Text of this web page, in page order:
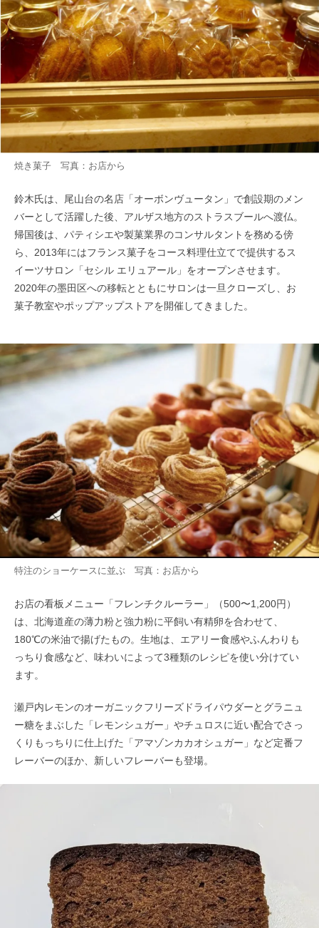
焼き菓子 写真：お店から
鈴木氏は、尾山台の名店「オーボンヴュータン」で創設期のメン
バーとして活躍した後、アルザス地方のストラスブールへ渡仏。
帰国後は、パティシエや製菓業界のコンサルタントを務める傍
ら、2013年にはフランス菓子をコース料理仕立てで提供するス
イーツサロン「セシル エリュアール」をオープンさせます。
2020年の墨田区への移転とともにサロンは一旦クローズし、お
菓子教室やポップアップストアを開催してきました。
特注のショーケースに並ぶ 写真：お店から
お店の看板メニュー「フレンチクルーラー」（500〜1,200円）
は、北海道産の薄力粉と強力粉に平飼い有精卵を合わせて、
180℃の米油で揚げたもの。生地は、エアリー食感やふんわりも
っちり食感など、味わいによって3種類のレシピを使い分けてい
ます。
瀬戸内レモンのオーガニックフリーズドライパウダーとグラニュ
ー糖をまぶした「レモンシュガー」やチュロスに近い配合でさっ
くりもっちりに仕上げた「アマゾンカカオシュガー」など定番フ
レーバーのほか、新しいフレーバーも登場。